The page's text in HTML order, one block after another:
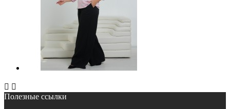
 
Полезные ссылки